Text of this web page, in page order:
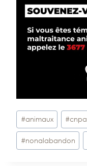
Étiquettes
de
la
#animaux #cnpa
#nonalabandon